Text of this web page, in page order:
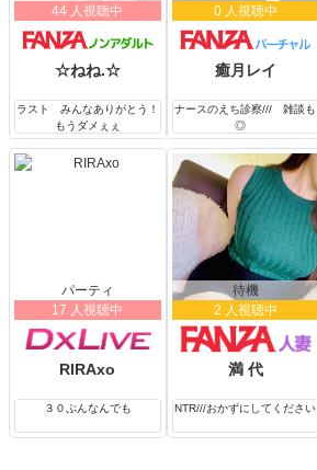
44 人視聴中
☆ねね.☆
ラスト みんなありがとう！
もうダメぇぇ
0 人視聴中
癒月レイ
ナースのえち診察/// 雑談も
◎
パーティ
17 人視聴中
RIRAxo
３０ぷんなんでも
待機
2 人視聴中
満 代
NTR///おかずにしてください